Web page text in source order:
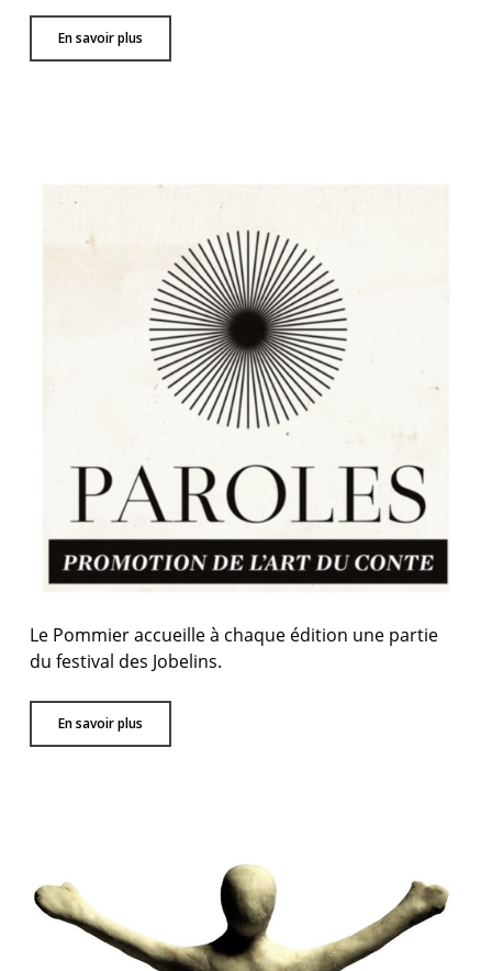
En savoir plus
Le Pommier accueille à chaque édition une partie
du festival des Jobelins.
En savoir plus